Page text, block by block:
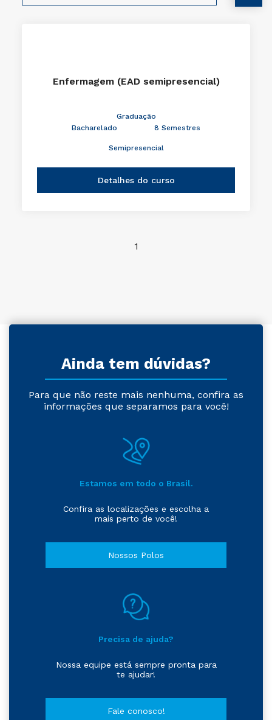
Enfermagem (EAD semipresencial)
Graduação
Bacharelado
8 Semestres
Semipresencial
Detalhes do curso
1
Ainda tem dúvidas?
Para que não reste mais nenhuma, confira as
informações que separamos para você!
Estamos em todo o Brasil.
Confira as localizações e escolha a
mais perto de você!
Nossos Polos
Precisa de ajuda?
Nossa equipe está sempre pronta para
te ajudar!
Fale conosco!